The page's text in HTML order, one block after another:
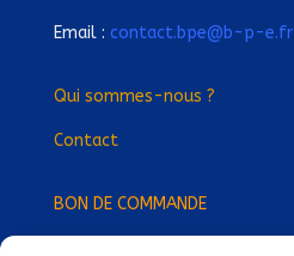
Email : contact.bpe@b-p-e.fr
Qui sommes-nous ?
Contact
BON DE COMMANDE